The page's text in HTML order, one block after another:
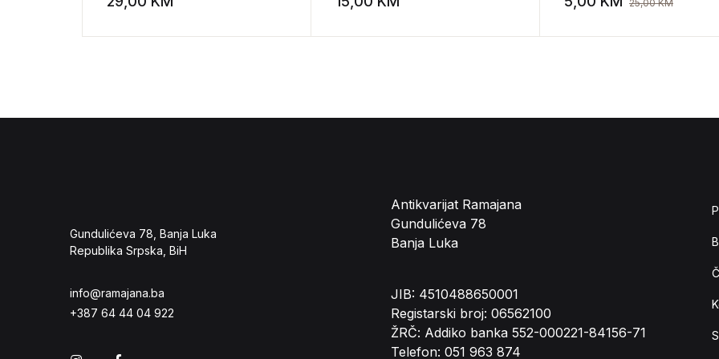
Add to wishlist Add to wishlist 25,00KM
Gundulićeva 78, Banja Luka
Republika Srpska, BiH
info@ramajana.ba
+387 64 44 04 922
Antikvarijat Ramajana
Gundulićeva 78
Banja Luka
JIB: 4510488650001
Registarski broj: 06562100
ŽRČ: Addiko banka 552-000221-84156-71
Telefon: 051 963 874